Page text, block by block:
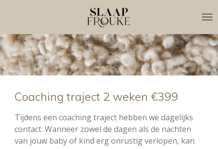
naar
de
hoofdinhoud
Coaching traject 2 weken €399
Tijdens een coaching traject hebben we dagelijks
contact. Wanneer zowel de dagen als de nachten
van jouw baby of kind erg onrustig verlopen, kan